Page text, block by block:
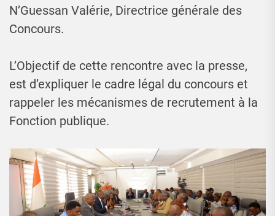
N’Guessan Valérie, Directrice générale des
Concours.
L’Objectif de cette rencontre avec la presse,
est d’expliquer le cadre légal du concours et
rappeler les mécanismes de recrutement à la
Fonction publique.